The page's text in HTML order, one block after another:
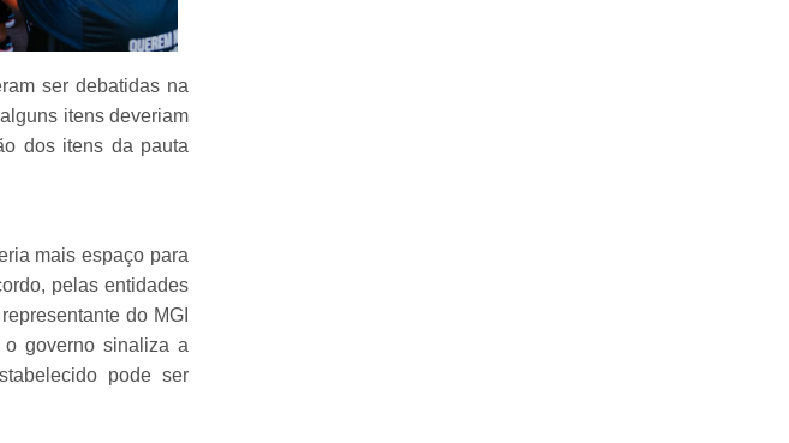
ser debatidas na
itens deveriam
dos itens da pauta
mais espaço para
pelas entidades
do MGI
o governo sinaliza a
pode ser